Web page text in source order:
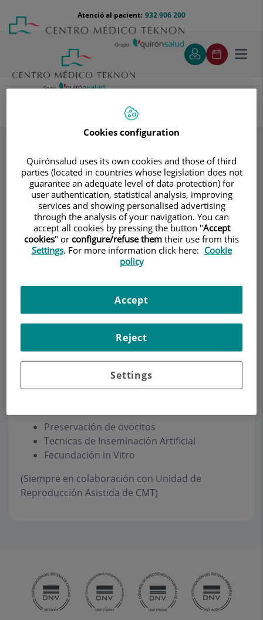
contingut
Menú
teléfono
cabecera
932 906 200
Atenció al pacient:
Reproducción Asistida
Consultori
Valdecasas & Cols
GINECOLOGIA I OBSTETRÍCIA
REPRODUCCIÓ ASSISTIDA
ContacteHorari
Demanar Cita
Reproducción Asistida
Preservación de ovocitos
Tecnicas de Inseminación Artificial
Fecundación in Vitro
(Siempre en colaboración con Unidad de
Reproducción Asistida de CMT)
Cookies configuration
Quirónsalud uses its own cookies and those of third
parties (located in countries whose legislation does not
guarantee an adequate level of data protection) for
user authentication, statistical analysis, improving
services and showing personalised advertising
through the analysis of your navigation. You can
accept all cookies by pressing the button "Accept
cookies" or configure/refuse them their use from this
Settings. For more information click here: Cookie
policy
Settings
Reject
Accept